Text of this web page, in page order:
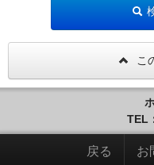
こ
TEL
戻る お